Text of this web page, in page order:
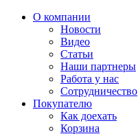
О компании
Новости
Видео
Статьи
Наши партнеры
Работа у нас
Сотрудничество
Покупателю
Как доехать
Корзина